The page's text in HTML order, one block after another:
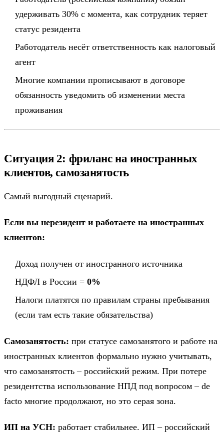
удерживать 30% с момента, как сотрудник теряет
статус резидента
Работодатель несёт ответственность как налоговый
агент
Многие компании прописывают в договоре
обязанность уведомить об изменении места
проживания
Ситуация 2: фриланс на иностранных
клиентов, самозанятость
Самый выгодный сценарий.
Если вы нерезидент и работаете на иностранных
клиентов:
Доход получен от иностранного источника
НДФЛ в России = 0%
Налоги платятся по правилам страны пребывания
(если там есть такие обязательства)
Самозанятость: при статусе самозанятого и работе на
иностранных клиентов формально нужно учитывать,
что самозанятость – российский режим. При потере
резидентства использование НПД под вопросом – de
facto многие продолжают, но это серая зона.
ИП на УСН: работает стабильнее. ИП – российский